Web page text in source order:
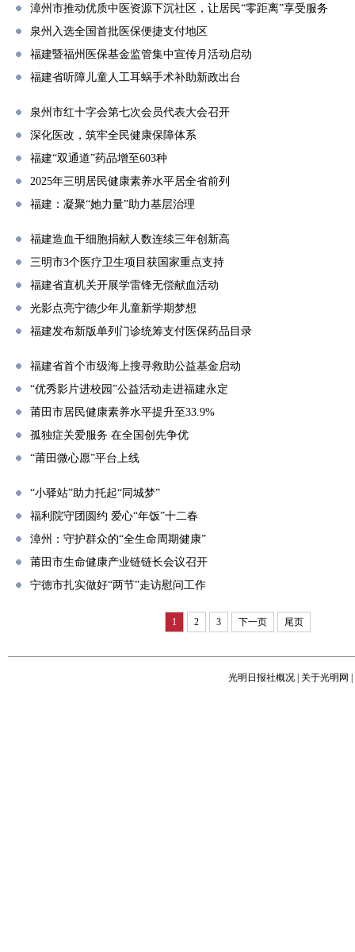
漳州市推动优质中医资源下沉社区，让居民“零距离”享受服务
泉州入选全国首批医保便捷支付地区
福建暨福州医保基金监管集中宣传月活动启动
福建省听障儿童人工耳蜗手术补助新政出台
泉州市红十字会第七次会员代表大会召开
深化医改，筑牢全民健康保障体系
福建“双通道”药品增至603种
2025年三明居民健康素养水平居全省前列
福建：凝聚“她力量”助力基层治理
福建造血干细胞捐献人数连续三年创新高
三明市3个医疗卫生项目获国家重点支持
福建省直机关开展学雷锋无偿献血活动
光影点亮宁德少年儿童新学期梦想
福建发布新版单列门诊统筹支付医保药品目录
福建省首个市级海上搜寻救助公益基金启动
“优秀影片进校园”公益活动走进福建永定
莆田市居民健康素养水平提升至33.9%
孤独症关爱服务 在全国创先争优
“莆田微心愿”平台上线
“小驿站”助力托起“同城梦”
福利院守团圆约 爱心“年饭”十二春
漳州：守护群众的“全生命周期健康”
莆田市生命健康产业链链长会议召开
宁德市扎实做好“两节”走访慰问工作
1 2 3 下一页 尾页
光明日报社概况 关于光明网